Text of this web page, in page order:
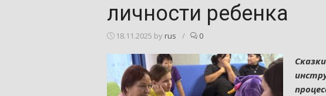
личности ребенка
18.11.2025 by rus / 0